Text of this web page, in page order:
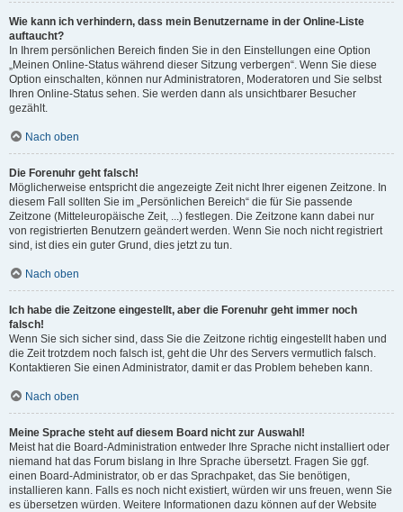
Wie kann ich verhindern, dass mein Benutzername in der Online-Liste
auftaucht?
In Ihrem persönlichen Bereich finden Sie in den Einstellungen eine Option
„Meinen Online-Status während dieser Sitzung verbergen“. Wenn Sie diese
Option einschalten, können nur Administratoren, Moderatoren und Sie selbst
Ihren Online-Status sehen. Sie werden dann als unsichtbarer Besucher
gezählt.
Nach oben
Die Forenuhr geht falsch!
Möglicherweise entspricht die angezeigte Zeit nicht Ihrer eigenen Zeitzone. In
diesem Fall sollten Sie im „Persönlichen Bereich“ die für Sie passende
Zeitzone (Mitteleuropäische Zeit, ...) festlegen. Die Zeitzone kann dabei nur
von registrierten Benutzern geändert werden. Wenn Sie noch nicht registriert
sind, ist dies ein guter Grund, dies jetzt zu tun.
Nach oben
Ich habe die Zeitzone eingestellt, aber die Forenuhr geht immer noch
falsch!
Wenn Sie sich sicher sind, dass Sie die Zeitzone richtig eingestellt haben und
die Zeit trotzdem noch falsch ist, geht die Uhr des Servers vermutlich falsch.
Kontaktieren Sie einen Administrator, damit er das Problem beheben kann.
Nach oben
Meine Sprache steht auf diesem Board nicht zur Auswahl!
Meist hat die Board-Administration entweder Ihre Sprache nicht installiert oder
niemand hat das Forum bislang in Ihre Sprache übersetzt. Fragen Sie ggf.
einen Board-Administrator, ob er das Sprachpaket, das Sie benötigen,
installieren kann. Falls es noch nicht existiert, würden wir uns freuen, wenn Sie
es übersetzen würden. Weitere Informationen dazu können auf der Website